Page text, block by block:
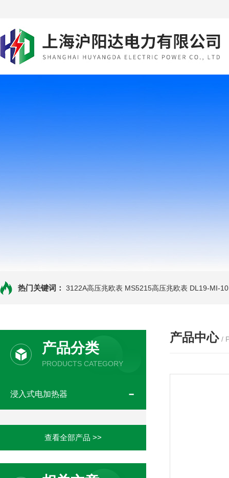
热门关键词： 3122A高压兆欧表 MS5215高压兆欧表 DL19-MI-
产品分类
PRODUCTS CATEGORY
浸入式电加热器
查看全部产品 >>
产品中心 /